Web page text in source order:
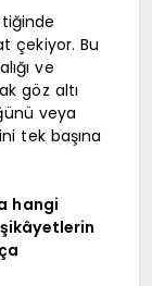
çekiyor. Bu
ve
göz altı
veya
tek başına
hangi